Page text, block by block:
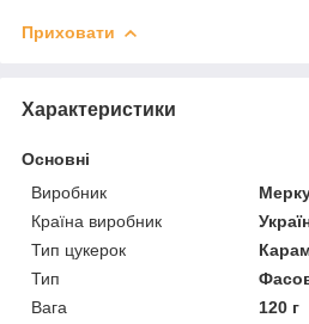
Приховати
Характеристики
Основні
Виробник
Країна виробник
Тип цукерок
Тип
Вага
120 г